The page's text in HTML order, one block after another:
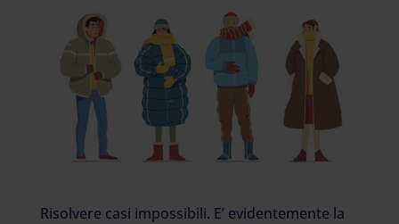
Risolvere casi impossibili. E’ evidentemente la